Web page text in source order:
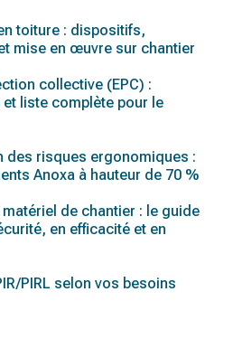
toiture : dispositifs,
mise en œuvre sur chantier
collective (EPC) :
liste complète pour le
des risques ergonomiques :
Anoxa à hauteur de 70 %
de chantier : le guide
en efficacité et en
PIRL selon vos besoins